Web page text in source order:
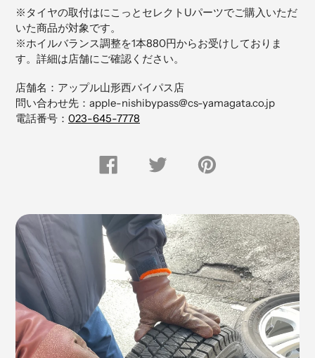
品
を
追
加
す
る
※タイヤの取付はにこっとセレクトUパーツでご購入いただ
いた商品が対象です。
※ホイルバランス調整を1本880円からお受けしておりま
す。詳細は店舗にご確認ください。
店舗名：アップル山形西バイパス店
問い合わせ先：apple-nishibypass@cs-yamagata.co.jp
電話番号： 023-645-7778
FACEBOOK
で
Twitter
Pinterest
に
す
る